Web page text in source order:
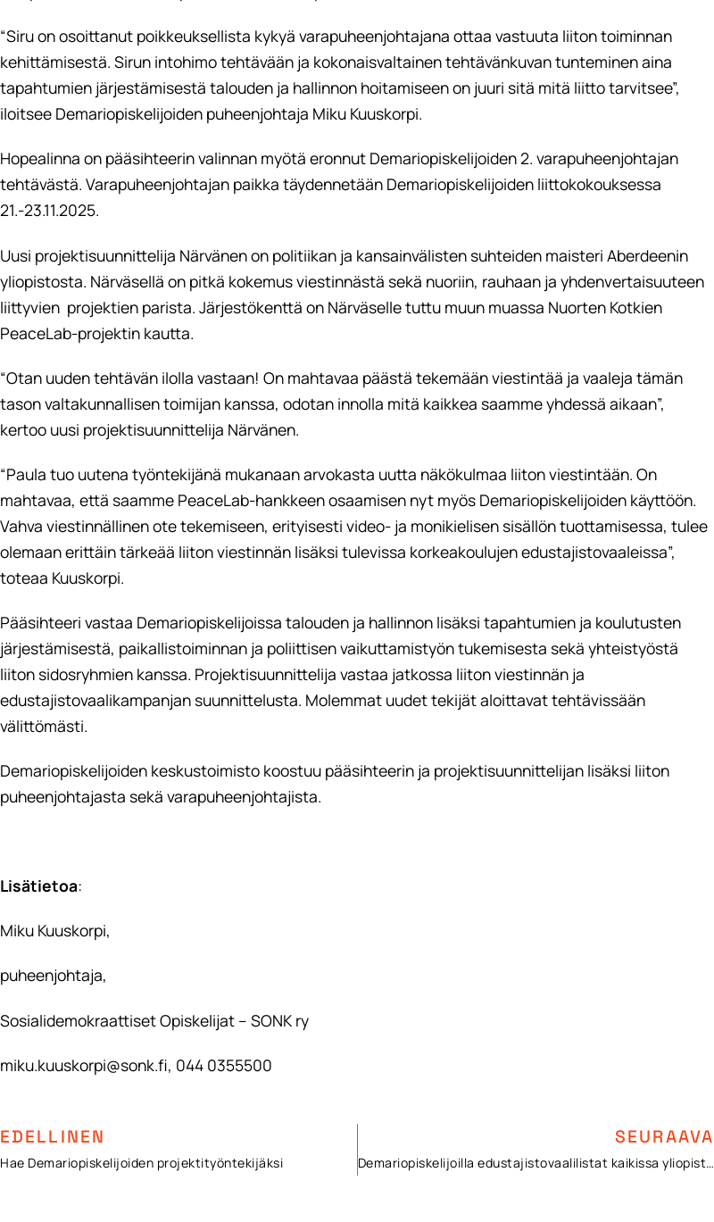
“Siru on osoittanut poikkeuksellista kykyä varapuheenjohtajana ottaa vastuuta liiton toiminnan
kehittämisestä. Sirun intohimo tehtävään ja kokonaisvaltainen tehtävänkuvan tunteminen aina
tapahtumien järjestämisestä talouden ja hallinnon hoitamiseen on juuri sitä mitä liitto tarvitsee”,
iloitsee Demariopiskelijoiden puheenjohtaja Miku Kuuskorpi.
Hopealinna on pääsihteerin valinnan myötä eronnut Demariopiskelijoiden 2. varapuheenjohtajan
tehtävästä. Varapuheenjohtajan paikka täydennetään Demariopiskelijoiden liittokokouksessa
21.-23.11.2025.
Uusi projektisuunnittelija Närvänen on politiikan ja kansainvälisten suhteiden maisteri Aberdeenin
yliopistosta. Närväsellä on pitkä kokemus viestinnästä sekä nuoriin, rauhaan ja yhdenvertaisuuteen
liittyvien projektien parista. Järjestökenttä on Närväselle tuttu muun muassa Nuorten Kotkien
PeaceLab-projektin kautta.
“Otan uuden tehtävän ilolla vastaan! On mahtavaa päästä tekemään viestintää ja vaaleja tämän
tason valtakunnallisen toimijan kanssa, odotan innolla mitä kaikkea saamme yhdessä aikaan”,
kertoo uusi projektisuunnittelija Närvänen.
“Paula tuo uutena työntekijänä mukanaan arvokasta uutta näkökulmaa liiton viestintään. On
mahtavaa, että saamme PeaceLab-hankkeen osaamisen nyt myös Demariopiskelijoiden käyttöön.
Vahva viestinnällinen ote tekemiseen, erityisesti video- ja monikielisen sisällön tuottamisessa, tulee
olemaan erittäin tärkeää liiton viestinnän lisäksi tulevissa korkeakoulujen edustajistovaaleissa”,
toteaa Kuuskorpi.
Pääsihteeri vastaa Demariopiskelijoissa talouden ja hallinnon lisäksi tapahtumien ja koulutusten
järjestämisestä, paikallistoiminnan ja poliittisen vaikuttamistyön tukemisesta sekä yhteistyöstä
liiton sidosryhmien kanssa. Projektisuunnittelija vastaa jatkossa liiton viestinnän ja
edustajistovaalikampanjan suunnittelusta. Molemmat uudet tekijät aloittavat tehtävissään
välittömästi.
Demariopiskelijoiden keskustoimisto koostuu pääsihteerin ja projektisuunnittelijan lisäksi liiton
puheenjohtajasta sekä varapuheenjohtajista.
Lisätietoa:
Miku Kuuskorpi,
puheenjohtaja,
Sosialidemokraattiset Opiskelijat – SONK ry
miku.kuuskorpi@sonk.fi, 044 0355500
EDELLINEN
Hae Demariopiskelijoiden projektityöntekijäksi
SEURAAVA
Demariopiskelijoilla edustajistovaalilistat kaikissa yliopistoissa ja suurimmassa osassa ammattikorkeakouluista